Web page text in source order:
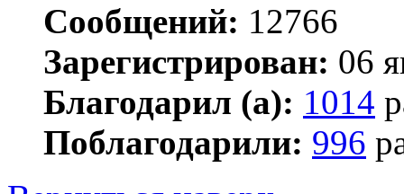
Сообщений: 12766
Зарегистрирован: 06
Благодарил (а): 1014
Поблагодарили: 996